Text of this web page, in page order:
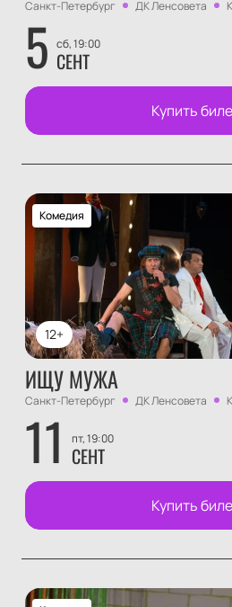
Санкт-Петербург ДК Ленсовета
5 сб, 19:00
СЕНТ
Купить
12+
Комедия
ИЩУ МУЖА
Санкт-Петербург ДК Ленсовета
11 пт, 19:00
СЕНТ
Купить